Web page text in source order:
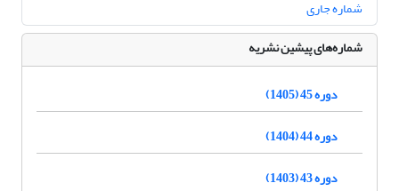
شماره جاری
شماره‌های پیشین نشریه
دوره 45 (1405)
دوره 44 (1404)
دوره 43 (1403)